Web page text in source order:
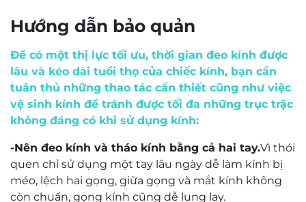
Ưu điểm nổi bật khi lựa chọn gọng kính Molsion
6001
Thiết kế cá tính, độc đáo, giúp người đeo tạo ấn
tượng ngay từ cái nhìn đầu tiên
Chất liệu cao cấp nhẹ nhàng, giúp giảm áp lực
lên sống mũi và vành tai
Tính ứng dụng cao, phù hợp đi làm, đi học, hoặc
phối cùng trang phục thời trang
Dễ dàng lắp tròng cận, loạn, viễn hoặc tròng
chống ánh sáng xanh
Mr. Nguyễn Trọng Nghĩa